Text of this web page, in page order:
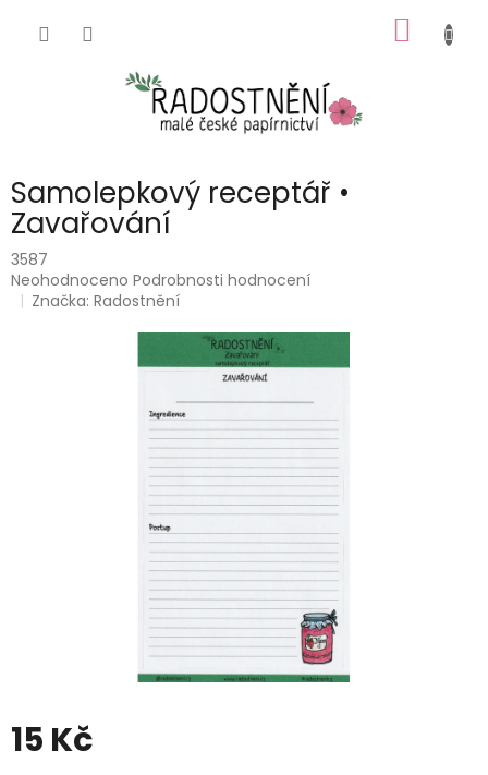
KOŠÍK
Samolepkový receptář •
Zavařování
3587
Průměrné
hodnocení
Neohodnoceno Podrobnosti hodnocení
Značka:Radostnění
15 Kč